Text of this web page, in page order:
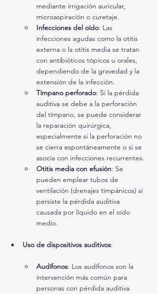
mediante irrigación auricular,
microaspiración o curetaje.
Infecciones del oído: Las
infecciones agudas como la otitis
externa o la otitis media se tratan
con antibióticos tópicos u orales,
dependiendo de la gravedad y la
extensión de la infección.
Tímpano perforado: Si la pérdida
auditiva se debe a la perforación
del tímpano, se puede considerar
la reparación quirúrgica,
especialmente si la perforación no
se cierra espontáneamente o si se
asocia con infecciones recurrentes.
Otitis media con efusión: Se
pueden emplear tubos de
ventilación (drenajes timpánicos) si
persiste la pérdida auditiva
causada por líquido en el oído
medio.
Uso de dispositivos auditivos:
Audífonos: Los audífonos son la
intervención más común para
personas con pérdida auditiva